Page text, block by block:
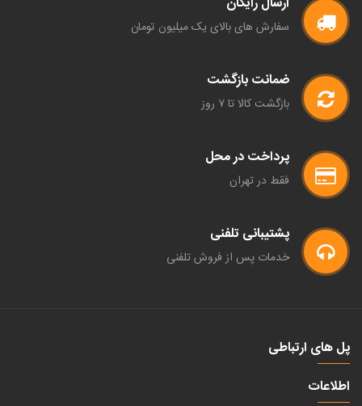
سفارش های بالای یک میلیون تومان
ضمانت بازگشت
بازگشت کالا تا ۷ روز
پرداخت در محل
فقط در تهران
پشتیبانی تلفنی
خدمات پس از فروش تلفنی
پل های ارتباطی
اطلاعات